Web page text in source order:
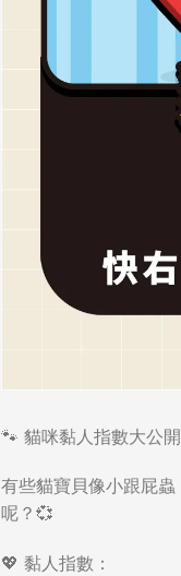
🐾 貓咪黏人指數大公開
有些貓寶貝像小跟屁
呢？💞
💖 黏人指數 ：